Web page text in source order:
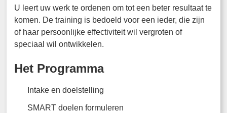
U leert uw werk te ordenen om tot een beter resultaat te
komen. De training is bedoeld voor een ieder, die zijn
of haar persoonlijke effectiviteit wil vergroten of
speciaal wil ontwikkelen.
Het Programma
Intake en doelstelling
SMART doelen formuleren